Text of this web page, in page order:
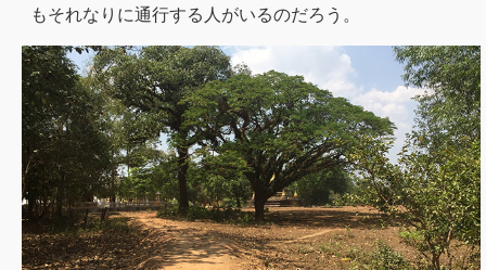
もそれなりに通行する人がいるのだろう。